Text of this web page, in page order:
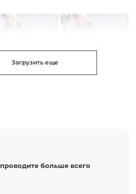
Загрузить еще
больше всего